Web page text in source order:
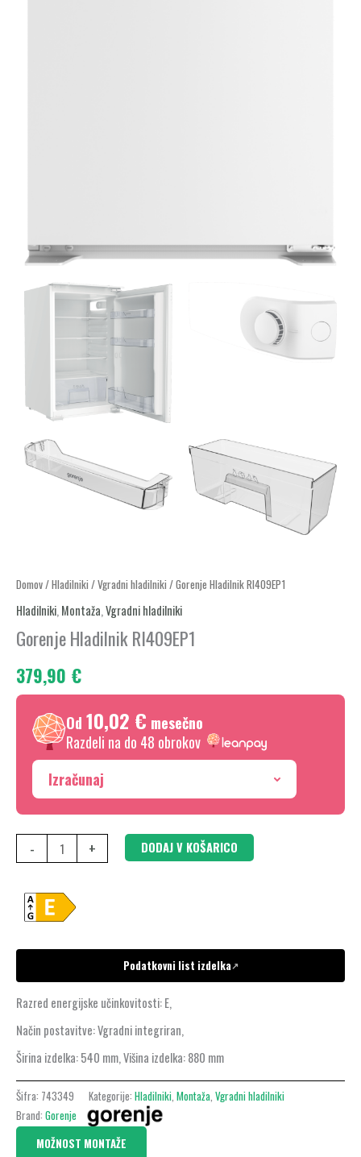
Domov/Hladilniki /Vgradni hladilniki / Gorenje Hladilnik RI409EP1
Hladilniki, Montaža,Vgradni hladilniki
Gorenje Hladilnik RI409EP1
379,90 €
Od 10,02 € mesečno
Razdeli na do 48 obrokov
Izračunaj
-
Gorenje
Hladilnik
RI409EP1
količina
+ DODAJ V KOŠARICO
Podatkovni list izdelka↗
Razred energijske učinkovitosti: E,
Način postavitve: Vgradni integriran,
Širina izdelka: 540 mm, Višina izdelka: 880 mm
Šifra: 743349 Kategorije: Hladilniki, Montaža, Vgradni hladilniki
Brand: Gorenje
MOŽNOST MONTAŽE